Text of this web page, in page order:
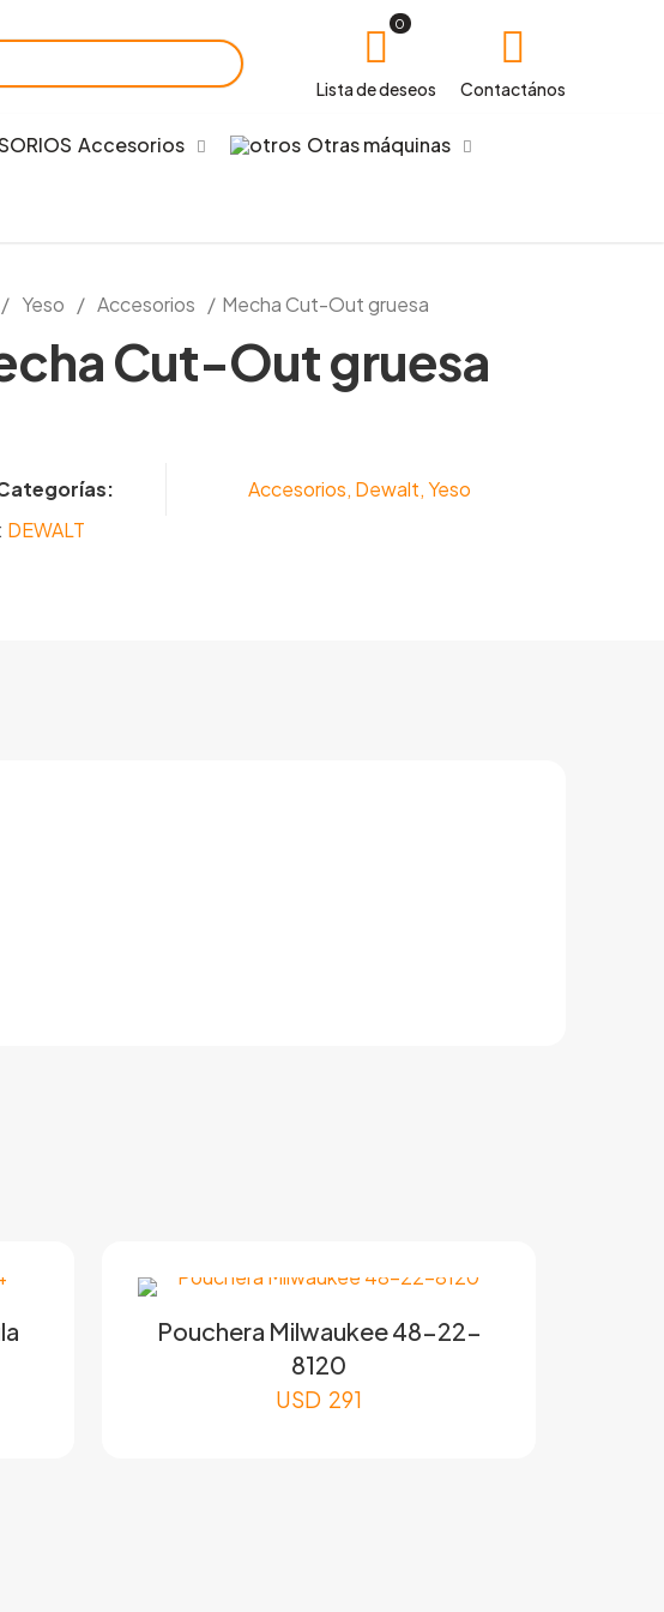
0
Lista de deseos Contactános
Accesorios Otras máquinas
/ Yeso / Accesorios / Mecha Cut-Out gruesa
Cut-Out gruesa
Accesorios, Dewalt,Yeso
DEWALT
Pouchera Milwaukee 48-22-
8120
USD 291